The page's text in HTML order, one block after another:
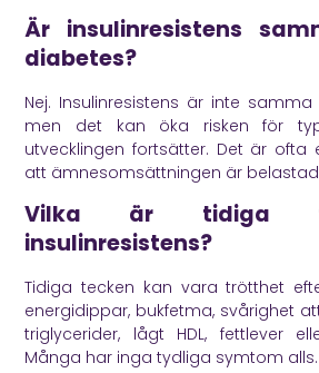
Är insulinresistens
diabetes?
Nej. Insulinresistens är inte
men det kan öka risken för
utvecklingen fortsätter. Det är
att ämnesomsättningen är
Vilka är tidiga
insulinresistens?
Tidiga tecken kan vara trötthet
energidippar, bukfetma, svårighet
triglycerider, lågt HDL, fettlever
Många har inga tydliga symtom alls.